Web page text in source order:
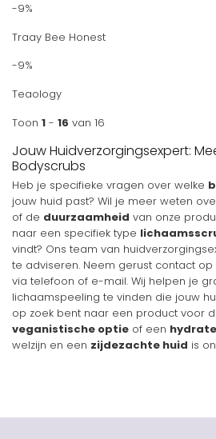
-9%
Traay Bee Honest
-9%
Teaology
Toon 1 - 16 van 16
Jouw Huidverzorgingsexpert:
Bodyscrubs
Heb je specifieke vragen over welke
jouw huid past? Wil je meer weten
of de duurzaamheid van onze
naar een specifiek type
vindt? Ons team van
te adviseren. Neem gerust contact
via telefoon of e-mail. Wij helpen je
lichaamspeeling te vinden die jouw
op zoek bent naar een product voor
veganistische optie of een
welzijn en een zijdezachte huid is